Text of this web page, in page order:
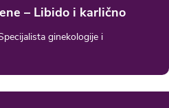
– Libido i karlično
ginekologije i